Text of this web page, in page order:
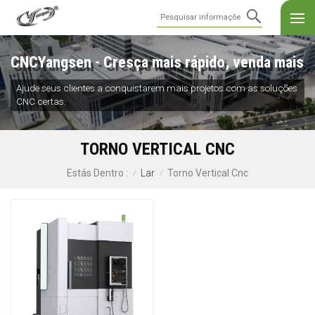
CNCYangsen - Cresça mais rápido, venda mais
Ajude seus clientes a conquistarem mais projetos com as soluções
CNC certas.
TORNO VERTICAL CNC
Estás Dentro : / Lar / Torno Vertical Cnc